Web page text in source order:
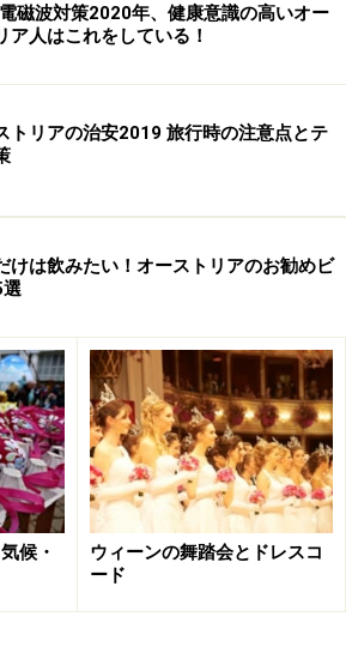
磁波対策2020年、健康意識の高いオー
ア人はこれをしている！
トリアの治安2019 旅行時の注意点とテ
けは飲みたい！オーストリアのお勧めビ
候・
ウィーンの舞踏会とドレスコ
ード